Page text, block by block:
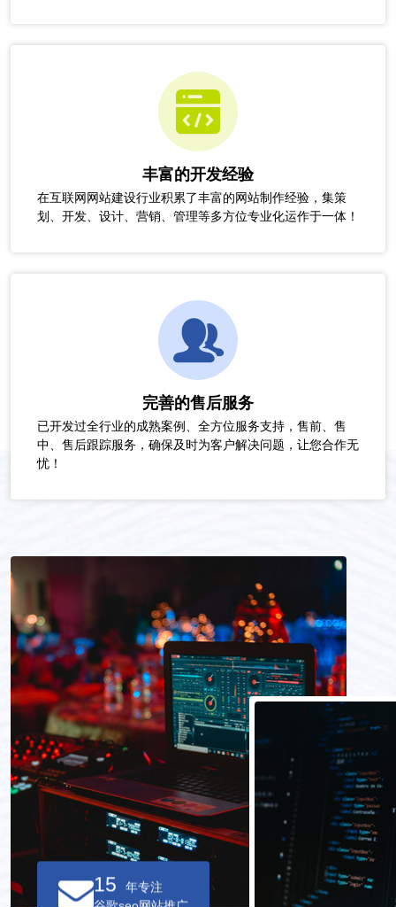
丰富的开发经验
在互联网网站建设行业积累了丰富的网站制作经验，集策
划、开发、设计、营销、管理等多方位专业化运作于一体！
完善的售后服务
已开发过全行业的成熟案例、全方位服务支持，售前、售
中、售后跟踪服务，确保及时为客户解决问题，让您合作无
忧！
15
年专注